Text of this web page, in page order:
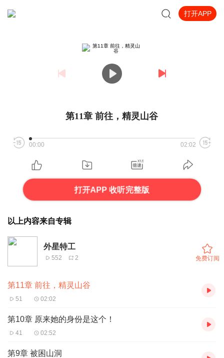
打开APP
第11章 前往，精灵山谷
00:00 02:02
打开APP 收听完整版
以上内容来自专辑
外星特工
552 2 免费订阅
第11章 前往，精灵山谷
51 02:02
第10章 原来她的身份是这个！
41 02:52
第9章 被困山洞